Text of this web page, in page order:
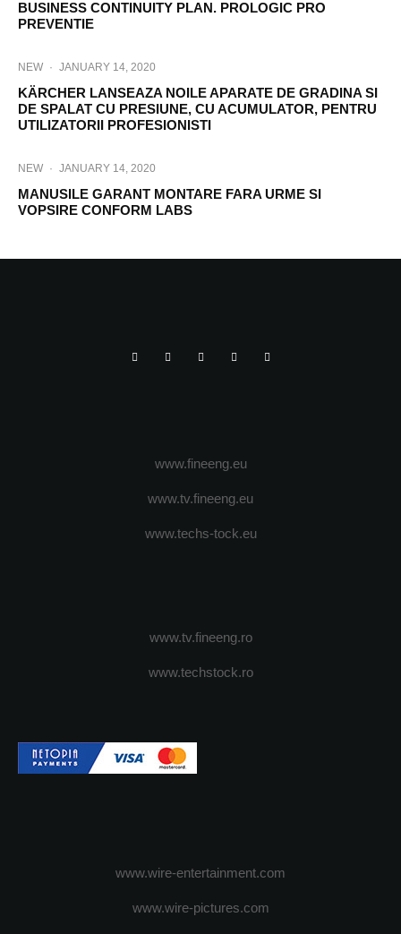
BUSINESS CONTINUITY PLAN. PROLOGIC PRO
PREVENTIE
NEW · JANUARY 14, 2020
KÄRCHER LANSEAZA NOILE APARATE DE GRADINA SI
DE SPALAT CU PRESIUNE, CU ACUMULATOR, PENTRU
UTILIZATORII PROFESIONISTI
NEW · JANUARY 14, 2020
MANUSILE GARANT MONTARE FARA URME SI
VOPSIRE CONFORM LABS
www.fineeng.eu
www.tv.fineeng.eu
www.techs-tock.eu
www.tv.fineeng.ro
www.techstock.ro
www.wire-entertainment.com
www.wire-pictures.com